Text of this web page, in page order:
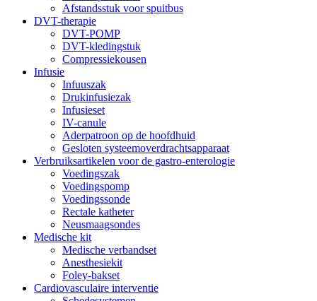
Afstandsstuk voor spuitbus
DVT-therapie
DVT-POMP
DVT-kledingstuk
Compressiekousen
Infusie
Infuuszak
Drukinfusiezak
Infusieset
IV-canule
Aderpatroon op de hoofdhuid
Gesloten systeemoverdrachtsapparaat
Verbruiksartikelen voor de gastro-enterologie
Voedingszak
Voedingspomp
Voedingssonde
Rectale katheter
Neusmaagsondes
Medische kit
Medische verbandset
Anesthesiekit
Foley-bakset
Cardiovasculaire interventie